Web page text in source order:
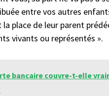
entre vos autres
place de leur parent
vivants ou représentés ».
bancaire couvre-t-elle